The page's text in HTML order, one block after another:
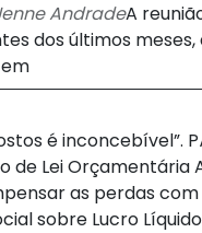
AndradeA
dos últimos
é inconcebível”.
de Lei
as perdas
sobre Lucro